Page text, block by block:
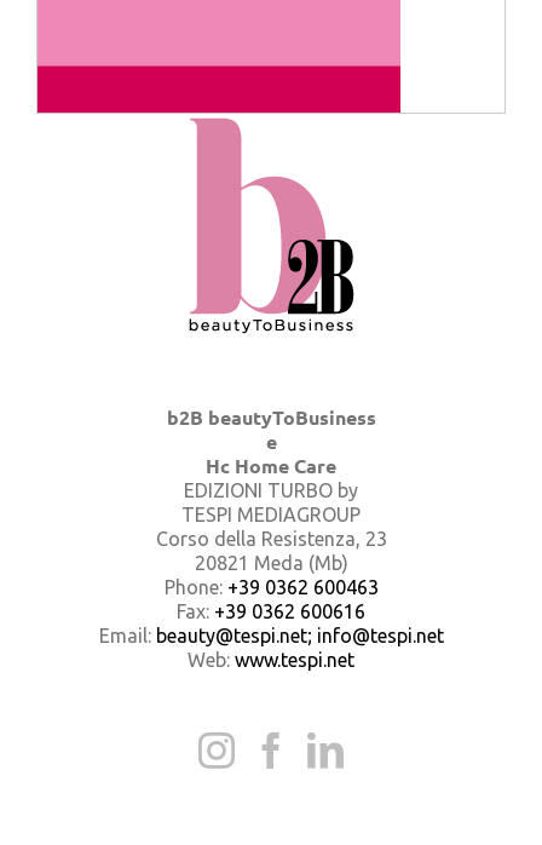
b2B beautyToBusiness
e
Hc Home Care
EDIZIONI TURBO by
TESPI MEDIAGROUP
Corso della Resistenza, 23
20821 Meda (Mb)
Phone: +39 0362 600463
Fax: +39 0362 600616
Email: beauty@tespi.net; info@tespi.net
Web: www.tespi.net